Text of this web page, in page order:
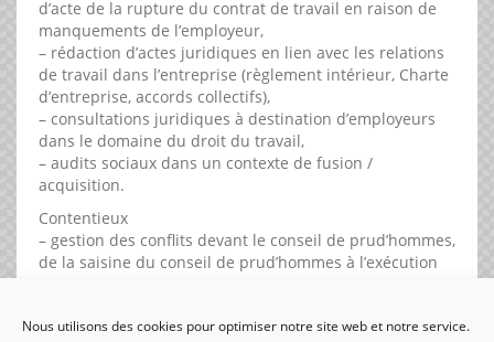
Nous utilisons des cookies pour optimiser notre site web et notre service.
d’acte de la rupture du contrat de travail en raison de
manquements de l’employeur,
– rédaction d’actes juridiques en lien avec les relations
de travail dans l’entreprise (règlement intérieur, Charte
d’entreprise, accords collectifs),
– consultations juridiques à destination d’employeurs
dans le domaine du droit du travail,
– audits sociaux dans un contexte de fusion /
acquisition.
Contentieux
– gestion des conflits devant le conseil de prud’hommes,
de la saisine du conseil de prud’hommes à l’exécution